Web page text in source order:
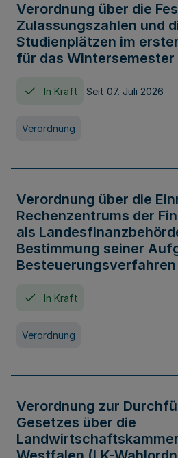
Verordnung über die
Zulassungszahlen und
Studienplätzen im
für das
In Kraft Seit 07. Juli 2026
Verordnung
Verordnung über die
Rechenzentrums der
als
Bestimmung seiner
Besteuerungsverfahren
In Kraft
Verordnung
Verordnung zur
Gesetzes über die